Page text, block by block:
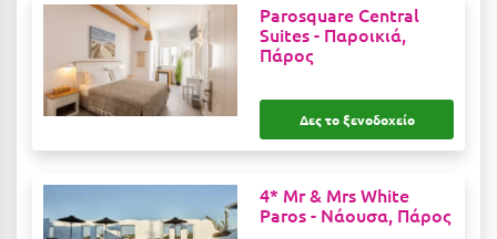
Λουτράκι
Λούτσα
Μαραθώνας Αττικής
Parosquare Central
Suites - Παροικιά,
Πάρος
Δες το ξενοδοχείο
4* Mr & Mrs White
Paros - Νάουσα, Πάρος